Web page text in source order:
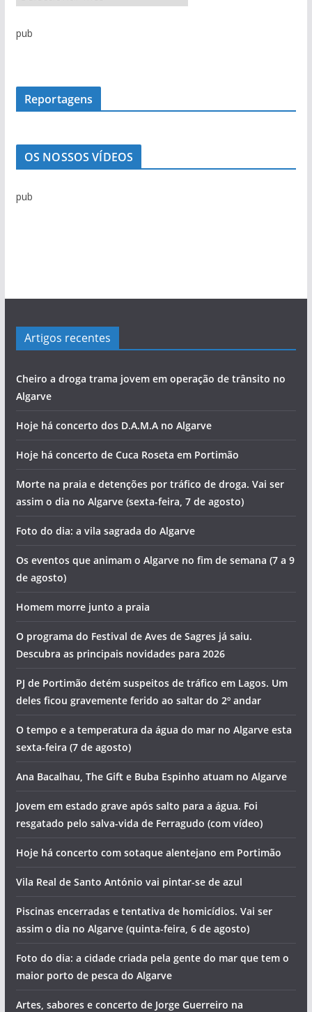
r
d
n
o
í
pub
Reportagens
OS NOSSOS VÍDEOS
pub
Artigos recentes
Cheiro a droga trama jovem em operação de trânsito no
Algarve
Hoje há concerto dos D.A.M.A no Algarve
Hoje há concerto de Cuca Roseta em Portimão
Morte na praia e detenções por tráfico de droga. Vai ser
assim o dia no Algarve (sexta-feira, 7 de agosto)
Foto do dia: a vila sagrada do Algarve
Os eventos que animam o Algarve no fim de semana (7 a 9
de agosto)
Homem morre junto a praia
O programa do Festival de Aves de Sagres já saiu.
Descubra as principais novidades para 2026
PJ de Portimão detém suspeitos de tráfico em Lagos. Um
deles ficou gravemente ferido ao saltar do 2º andar
O tempo e a temperatura da água do mar no Algarve esta
sexta-feira (7 de agosto)
Ana Bacalhau, The Gift e Buba Espinho atuam no Algarve
Jovem em estado grave após salto para a água. Foi
resgatado pelo salva-vida de Ferragudo (com vídeo)
Hoje há concerto com sotaque alentejano em Portimão
Vila Real de Santo António vai pintar-se de azul
Piscinas encerradas e tentativa de homicídios. Vai ser
assim o dia no Algarve (quinta-feira, 6 de agosto)
Foto do dia: a cidade criada pela gente do mar que tem o
maior porto de pesca do Algarve
Artes, sabores e concerto de Jorge Guerreiro na